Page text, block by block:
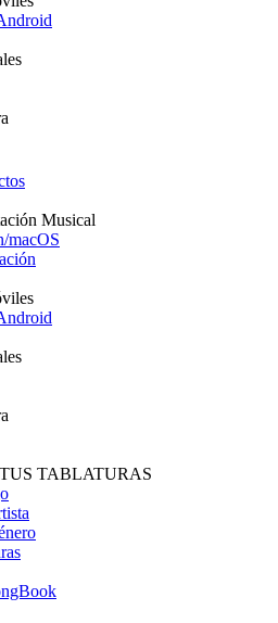
Musical
macOS
TABLATURAS